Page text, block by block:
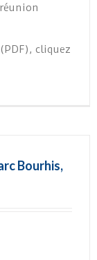
cliquez
Bourhis,